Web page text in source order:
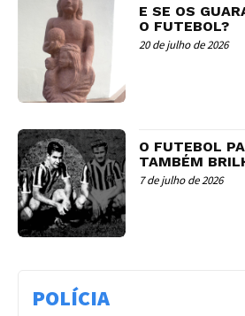
E SE OS
O FUTEBOL?
20 de julho de 2026
O FUTEBOL
TAMBÉM
7 de julho de 2026
POLÍCIA